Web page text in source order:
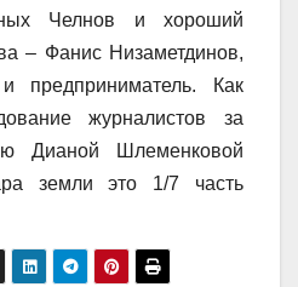
Челнов и хороший
– Фанис Низаметдинов,
предприниматель. Как
журналистов за
Дианой Шлеменковой
земли это 1/7 часть